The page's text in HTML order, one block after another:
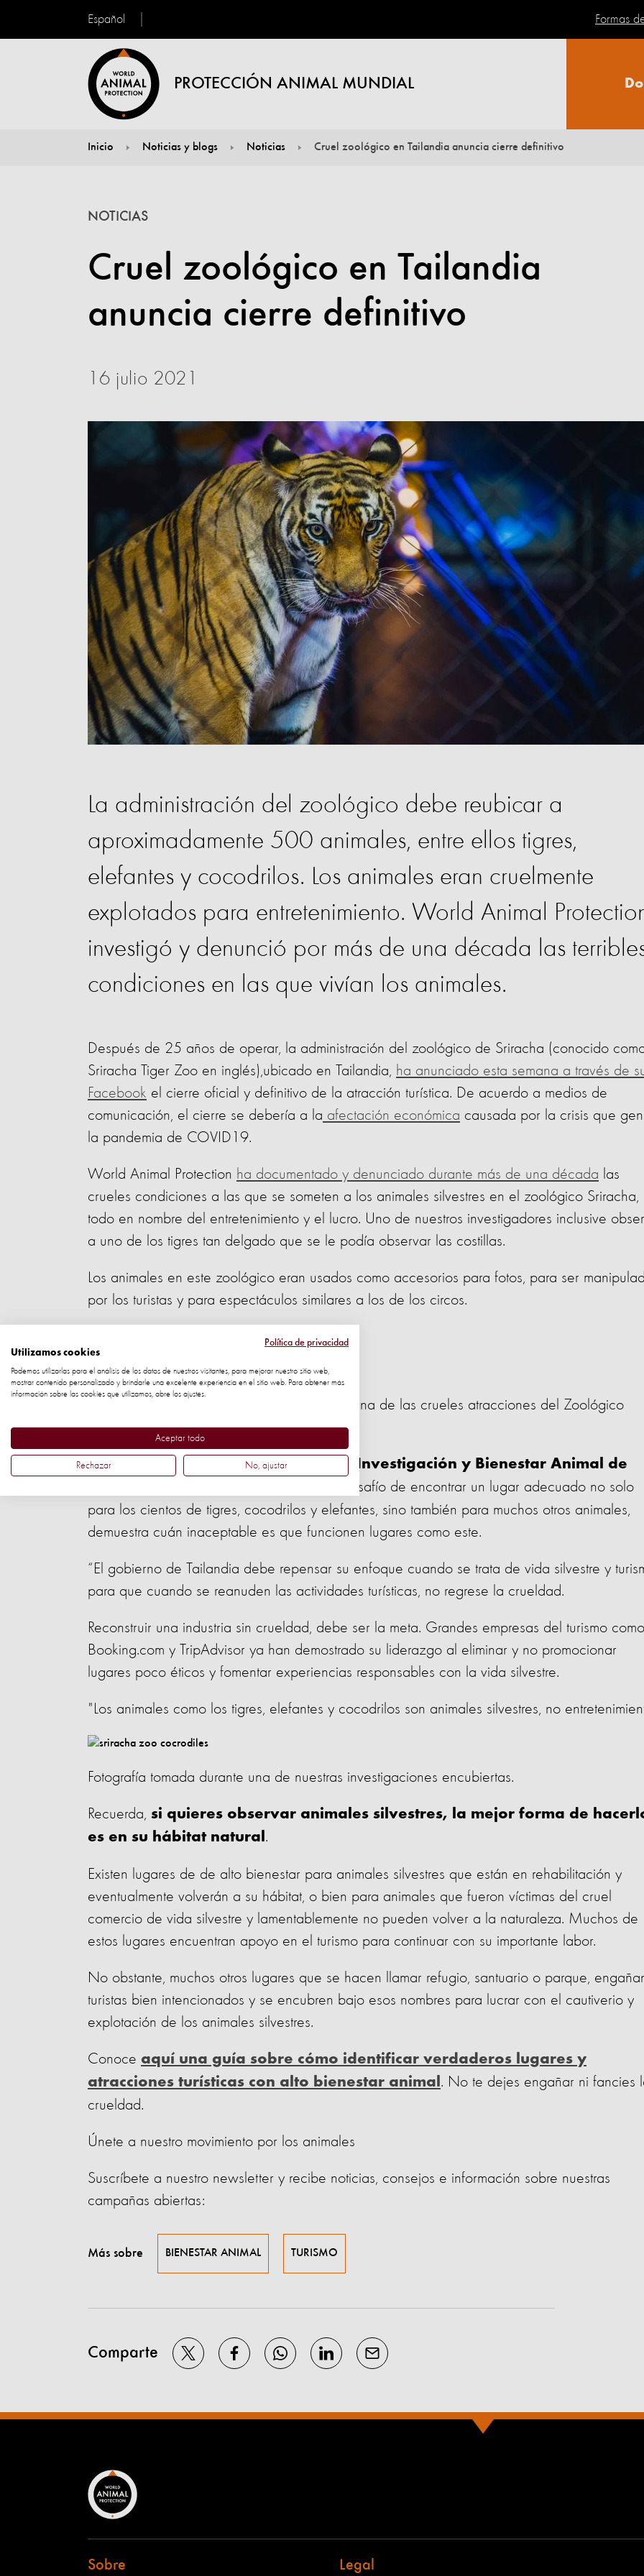
Español
PROTECCIÓN ANIMAL MUNDIAL
Formas
Inicio Noticias y blogs Noticias Cruel zoológico en Tailandia anuncia cierre definitivo
Cruel zoológico en Tailandia
anuncia cierre definitivo
NOTICIAS
16 julio 2021
La administración del zoológico debe reubicar a
aproximadamente 500 animales, entre ellos tigres,
elefantes y cocodrilos. Los animales eran cruelmente
explotados para entretenimiento. World Animal
investigó y denunció por más de una década las
condiciones en las que vivían los animales.
Después de 25 años de operar, la administración del zoológico de Sriracha (conocido
Sriracha Tiger Zoo en inglés),ubicado en Tailandia, ha anunciado esta semana a través de
Facebook el cierre oficial y definitivo de la atracción turística. De acuerdo a medios de
comunicación, el cierre se debería a la afectación económica causada por la crisis que
la pandemia de COVID19.
World Animal Protection ha documentado y denunciado durante más de una década las
crueles condiciones a las que se someten a los animales silvestres en el zoológico Sriracha,
todo en nombre del entretenimiento y el lucro. Uno de nuestros investigadores inclusive
a uno de los tigres tan delgado que se le podía observar las costillas.
Los animales en este zoológico eran usados como accesorios para fotos, para ser
por los turistas y para espectáculos similares a los de los circos.
Lee más de nuestra investigación aquí .
Darles biberón a los cachorros de tigre, era una de las crueles atracciones del Zoológico
Sriracha.
El Dr. Jan Schmidt-Burbach, Jefe de Investigación y Bienestar Animal de
“El desafío de encontrar un lugar adecuado no solo
para los cientos de tigres, cocodrilos y elefantes, sino también para muchos otros animales,
demuestra cuán inaceptable es que funcionen lugares como este.
“El gobierno de Tailandia debe repensar su enfoque cuando se trata de vida silvestre y
para que cuando se reanuden las actividades turísticas, no regrese la crueldad.
Reconstruir una industria sin crueldad, debe ser la meta. Grandes empresas del turismo como
Booking.com y TripAdvisor ya han demostrado su liderazgo al eliminar y no promocionar
lugares poco éticos y fomentar experiencias responsables con la vida silvestre.
"Los animales como los tigres, elefantes y cocodrilos son animales silvestres, no
Fotografía tomada durante una de nuestras investigaciones encubiertas.
Recuerda, si quieres observar animales silvestres, la mejor forma de
es en su hábitat natural.
Existen lugares de de alto bienestar para animales silvestres que están en rehabilitación y
eventualmente volverán a su hábitat, o bien para animales que fueron víctimas del cruel
comercio de vida silvestre y lamentablemente no pueden volver a la naturaleza. Muchos de
estos lugares encuentran apoyo en el turismo para continuar con su importante labor.
No obstante, muchos otros lugares que se hacen llamar refugio, santuario o parque,
turistas bien intencionados y se encubren bajo esos nombres para lucrar con el cautiverio y
explotación de los animales silvestres.
Conoce aquí una guía sobre cómo identificar verdaderos lugares y
atracciones turísticas con alto bienestar animal. No te dejes engañar ni fancies
crueldad.
Únete a nuestro movimiento por los animales
Suscríbete a nuestro newsletter y recibe noticias, consejos e información sobre nuestras
campañas abiertas:
Más sobre BIENESTAR ANIMAL TURISMO
Comparte
Sobre Legal
Política de privacidad
Utilizamos cookies
Podemos utilizarlas para el análisis de los datos de nuestros visitantes, para mejorar nuestro sitio web,
mostrar contenido personalizado y brindarle una excelente experiencia en el sitio web. Para obtener más
información sobre las cookies que utilizamos, abre los ajustes.
Aceptar todo
Rechazar No, ajustar